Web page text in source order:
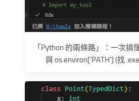
「Python 的兩條路」：一次搞
與 os.environ['PATH'] (找